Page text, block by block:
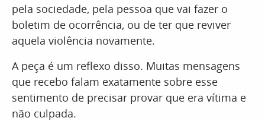
pela sociedade, pela pessoa que vai fazer o
boletim de ocorrência, ou de ter que reviver
aquela violência novamente.
A peça é um reflexo disso. Muitas mensagens
que recebo falam exatamente sobre esse
sentimento de precisar provar que era vítima e
não culpada.